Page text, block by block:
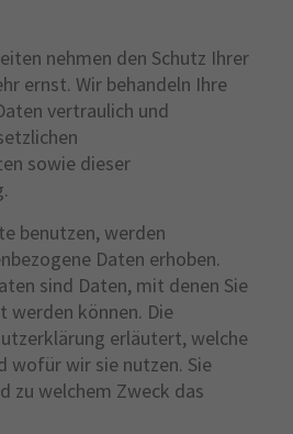
nehmen den Schutz Ihrer
ernst. Wir behandeln Ihre
vertraulich und
sowie dieser
benutzen, werden
Daten erhoben.
sind Daten, mit denen Sie
werden können. Die
erläutert, welche
wofür wir sie nutzen. Sie
zu welchem Zweck das